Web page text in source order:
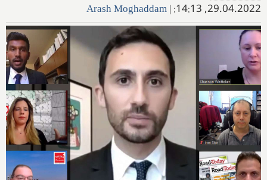
29.04.2022, 14:13:
|
Arash Moghaddam